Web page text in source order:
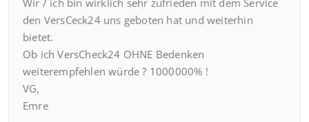
den VersCeck24 uns geboten hat und weiterhin
bietet.
Ob ich VersCheck24 OHNE Bedenken
weiterempfehlen würde ? 1000000% !
VG,
Emre